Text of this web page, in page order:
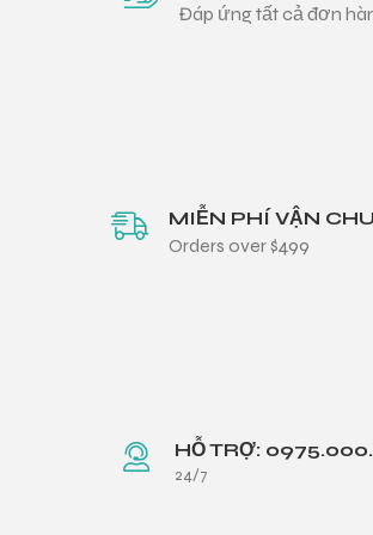
Đáp ứng tất cả đơn
MIỄN PHÍ VẬN
Orders over $499
HỖ TRỢ:
24/7